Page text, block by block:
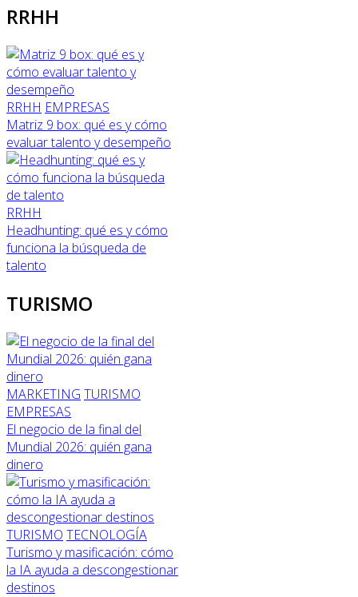
RRHH
RRHH EMPRESAS
Matriz 9 box: qué es y cómo
evaluar talento y desempeño
RRHH
Headhunting: qué es y cómo
funciona la búsqueda de
talento
TURISMO
MARKETING TURISMO
EMPRESAS
El negocio de la final del
Mundial 2026: quién gana
dinero
TURISMO TECNOLOGÍA
Turismo y masificación: cómo
la IA ayuda a descongestionar
destinos